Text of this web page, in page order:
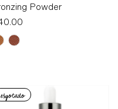
Powder
Preço
Normal
esgotado